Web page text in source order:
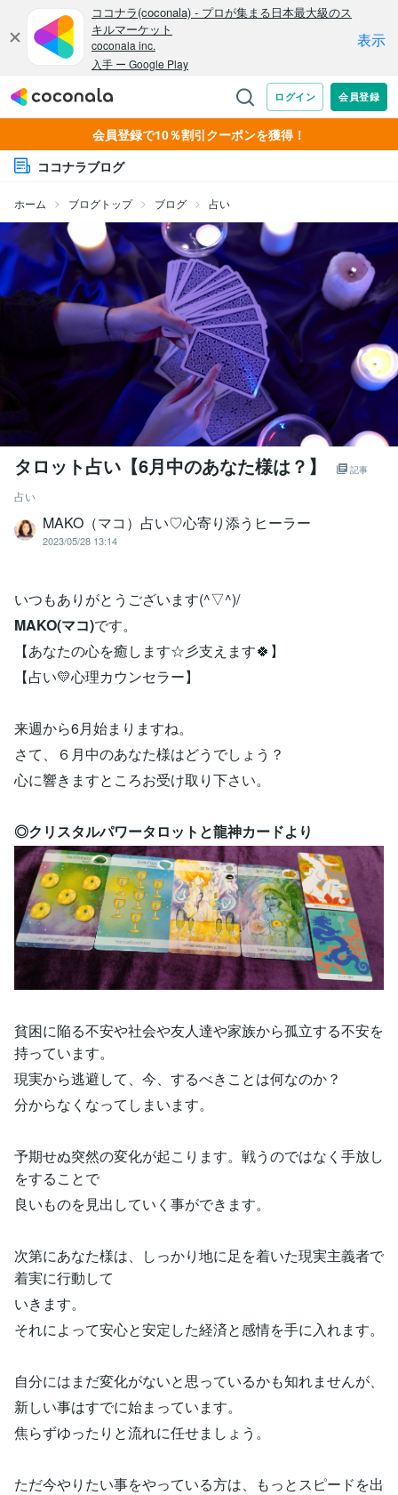
会員登録で10％割引クーポンを獲得！
ココナラブログ
ホーム ブログトップ ブログ 占い
タロット占い【6月中のあなた様は？】 記事
占い
MAKO（マコ）占い♡心寄り添うヒーラー
2023/05/28 13:14
いつもありがとうございます(^▽^)/
MAKO(マコ)です。
【あなたの心を癒します☆彡支えます🍀】
【占い💛心理カウンセラー】
来週から6月始まりますね。
さて、６月中のあなた様はどうでしょう？
心に響きますところお受け取り下さい。
◎クリスタルパワータロットと龍神カードより
貧困に陥る不安や社会や友人達や家族から孤立する不安を
持っています。
現実から逃避して、今、するべきことは何なのか？
分からなくなってしまいます。
予期せぬ突然の変化が起こります。戦うのではなく手放し
をすることで
良いものを見出していく事ができます。
次第にあなた様は、しっかり地に足を着いた現実主義者で
着実に行動して
いきます。
それによって安心と安定した経済と感情を手に入れます。
自分にはまだ変化がないと思っているかも知れませんが、
新しい事はすでに始まっています。
焦らずゆったりと流れに任せましょう。
ただ今やりたい事をやっている方は、もっとスピードを出